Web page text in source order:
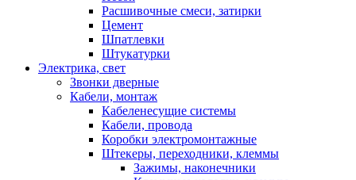
Расшивочные смеси, затирки
Цемент
Шпатлевки
Штукатурки
Электрика, свет
Звонки дверные
Кабели, монтаж
Кабеленесущие системы
Кабели, провода
Коробки электромонтажные
Штекеры, переходники, клеммы
Зажимы, наконечники